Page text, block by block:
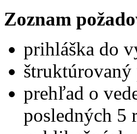
Zoznam
prihláška do
prehľad o
posledných 5